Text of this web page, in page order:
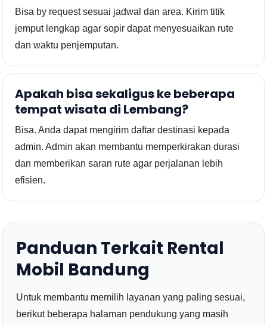
Bisa by request sesuai jadwal dan area. Kirim titik
jemput lengkap agar sopir dapat menyesuaikan rute
dan waktu penjemputan.
Apakah bisa sekaligus ke beberapa
tempat wisata di Lembang?
Bisa. Anda dapat mengirim daftar destinasi kepada
admin. Admin akan membantu memperkirakan durasi
dan memberikan saran rute agar perjalanan lebih
efisien.
Panduan Terkait Rental
Mobil Bandung
Untuk membantu memilih layanan yang paling sesuai,
berikut beberapa halaman pendukung yang masih